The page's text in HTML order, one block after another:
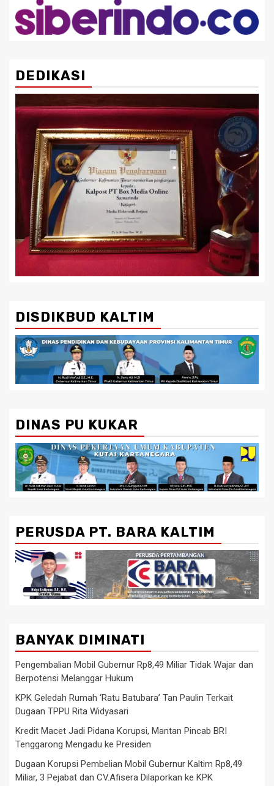
DEDIKASI
DISDIKBUD KALTIM
DINAS PU KUKAR
PERUSDA PT. BARA KALTIM
BANYAK DIMINATI
Pengembalian Mobil Gubernur Rp8,49 Miliar Tidak Wajar dan
Berpotensi Melanggar Hukum
KPK Geledah Rumah ‘Ratu Batubara’ Tan Paulin Terkait
Dugaan TPPU Rita Widyasari
Kredit Macet Jadi Pidana Korupsi, Mantan Pincab BRI
Tenggarong Mengadu ke Presiden
Dugaan Korupsi Pembelian Mobil Gubernur Kaltim Rp8,49
Miliar, 3 Pejabat dan CV.Afisera Dilaporkan ke KPK